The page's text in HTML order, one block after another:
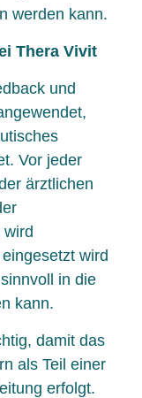
werden kann.
Thera Vivit
und
Vor jeder
ärztlichen
wird
in die
kann.
damit das
als Teil einer
erfolgt.